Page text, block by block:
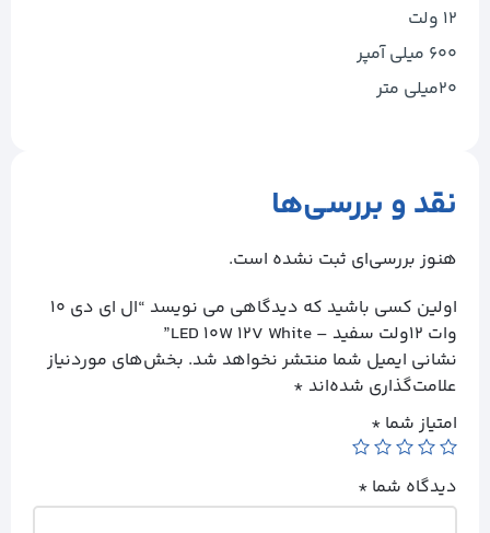
۱۲ ولت
۶۰۰ میلی آمپر
۲۰میلی متر
نقد و بررسی‌ها
هنوز بررسی‌ای ثبت نشده است.
اولین کسی باشید که دیدگاهی می نویسد “ال ای دی ۱۰
وات ۱۲ولت سفید – LED 10W 12V White”
نشانی ایمیل شما منتشر نخواهد شد. بخش‌های موردنیاز
علامت‌گذاری شده‌اند *
امتیاز شما *
دیدگاه شما *